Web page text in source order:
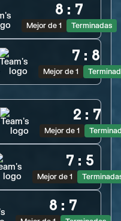
8 : 7
Mejor de 1 Terminadas
7 : 8
Mejor de 1
2 : 7
Mejor de 1
7 : 5
Mejor de 1
8 : 7